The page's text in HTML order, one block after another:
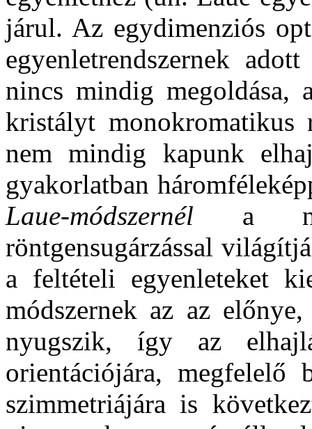
járul. Az egydimenziós
egyenletrendszernek
nincs mindig
kristályt monokromatikus
nem mindig kapunk
gyakorlatban
Laue-módszernél a
röntgensugárzással
a feltételi egyenleteket
módszernek az az
nyugszik, így az
orientációjára, megfelelő
szimmetriájára is